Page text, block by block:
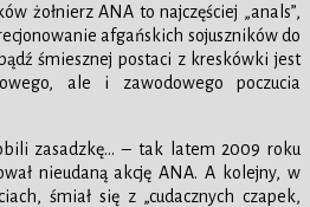
żołnierz ANA to najczęściej „anals”,
afgańskich sojuszników do
śmiesznej postaci z kreskówki jest
ale i zawodowego poczucia
zasadzkę… – tak latem 2009 roku
nieudaną akcję ANA. A kolejny, w
śmiał się z „cudacznych czapek,